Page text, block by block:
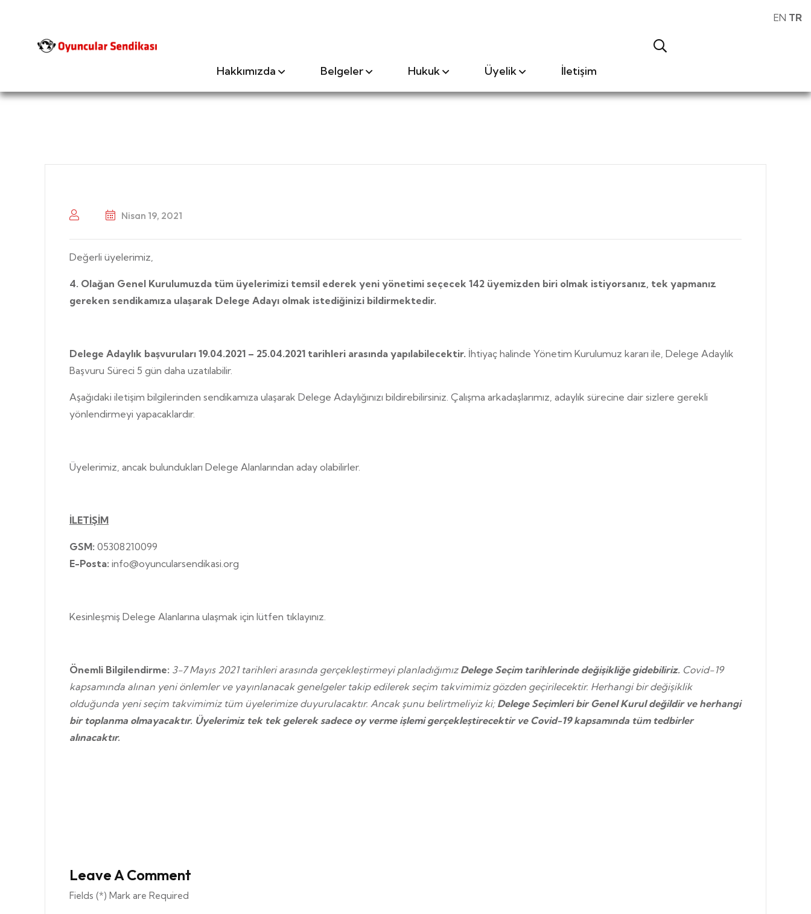
Hakkımızda Belgeler Hukuk Üyelik İletişim
Nisan 19, 2021
Değerli üyelerimiz,
4. Olağan Genel Kurulumuzda tüm üyelerimizi temsil ederek yeni yönetimi seçecek 142 üyemizden biri olmak istiyorsanız, tek yapmanız
gereken sendikamıza ulaşarak Delege Adayı olmak istediğinizi bildirmektedir.
Delege Adaylık başvuruları 19.04.2021 – 25.04.2021 tarihleri arasında yapılabilecektir. İhtiyaç halinde Yönetim Kurulumuz kararı ile, Delege Adaylık
Başvuru Süreci 5 gün daha uzatılabilir.
Aşağıdaki iletişim bilgilerinden sendikamıza ulaşarak Delege Adaylığınızı bildirebilirsiniz. Çalışma arkadaşlarımız, adaylık sürecine dair sizlere gerekli
yönlendirmeyi yapacaklardır.
Üyelerimiz, ancak bulundukları Delege Alanlarından aday olabilirler.
İLETİŞİM
GSM: 05308210099
E-Posta: info@oyuncularsendikasi.org
Kesinleşmiş Delege Alanlarına ulaşmak için lütfen tıklayınız.
Önemli Bilgilendirme: 3-7 Mayıs 2021 tarihleri arasında gerçekleştirmeyi planladığımızDelege Seçim tarihlerinde değişikliğe gidebiliriz. Covid-19
kapsamında alınan yeni önlemler ve yayınlanacak genelgeler takip edilerek seçim takvimimiz gözden geçirilecektir. Herhangi bir değişiklik
olduğunda yeni seçim takvimimiz tüm üyelerimize duyurulacaktır. Ancak şunu belirtmeliyiz ki;Delege Seçimleri bir Genel Kurul değildir ve herhangi
bir toplanma olmayacaktır. Üyelerimiz tek tek gelerek sadece oy verme işlemi gerçekleştirecektir ve Covid-19 kapsamında tüm tedbirler
alınacaktır.
Leave A Comment
Fields (*) Mark are Required
EN TR